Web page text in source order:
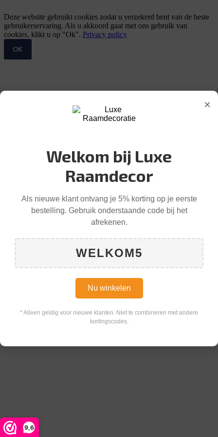
9,6
×
Welkom bij Luxe
Raamdecor
Als nieuwe klant ontvang je 5% korting op je eerste
bestelling. Gebruik onderstaande code bij het
afrekenen.
WELKOM5
Nu winkelen
* Alleen geldig voor nieuwe klanten. Niet te combineren met andere
kortingscodes.
Deze website gebruikt cookies zodat u verzekerd bent van de beste
gebruikerservaring. Als u akkoord gaat met ons gebruik van
cookies, klikt u op "Ok". Privacy policy
OK